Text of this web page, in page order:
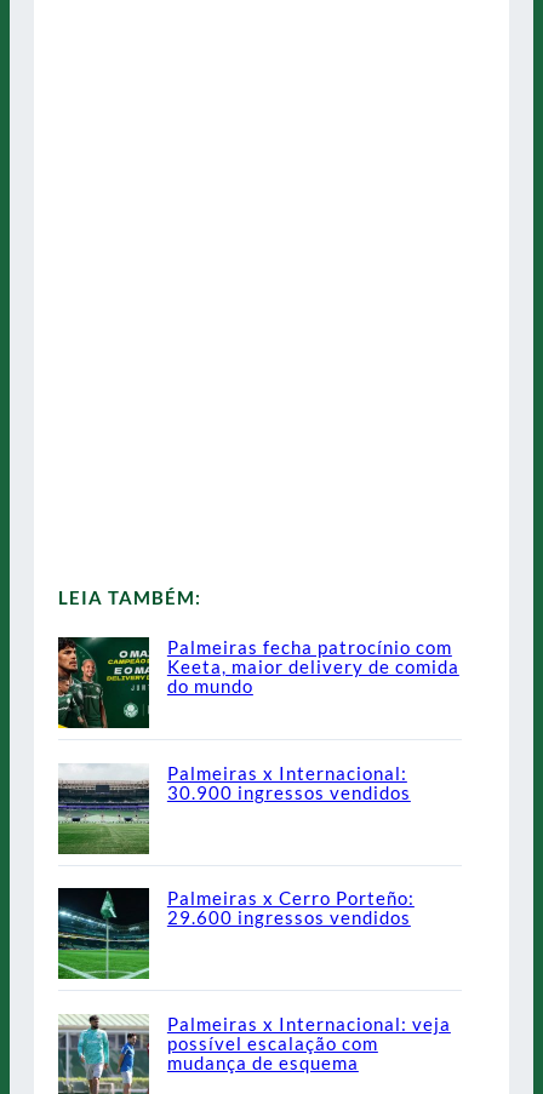
LEIA TAMBÉM:
Palmeiras fecha patrocínio com
Keeta, maior delivery de comida
do mundo
Palmeiras x Internacional:
30.900 ingressos vendidos
Palmeiras x Cerro Porteño:
29.600 ingressos vendidos
Palmeiras x Internacional: veja
possível escalação com
mudança de esquema